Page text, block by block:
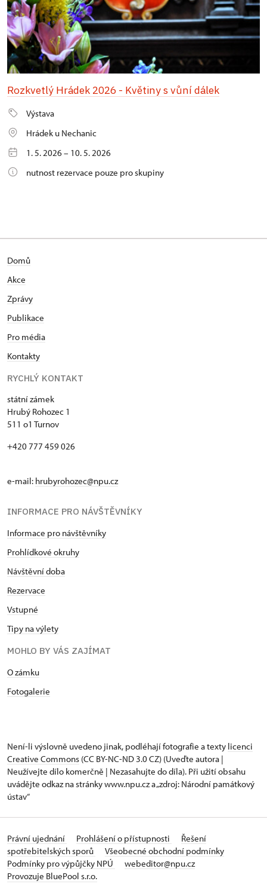
Rozkvetlý Hrádek 2026 - Květiny s vůní dálek
Výstava
Hrádek u Nechanic
1. 5. 2026 – 10. 5. 2026
nutnost rezervace pouze pro skupiny
Domů
Akce
Zprávy
Publikace
Pro média
Kontakty
RYCHLÝ KONTAKT
státní zámek
Hrubý Rohozec 1
511 o1 Turnov
+420 777 459 026
e-mail: hrubyrohozec@npu.cz
INFORMACE PRO NÁVŠTĚVNÍKY
Informace pro návštěvníky
Prohlídkové okruhy
Návštěvní doba
Rezervace
Vstupné
Tipy na výlety
MOHLO BY VÁS ZAJÍMAT
O zámku
Fotogalerie
Není-li výslovně uvedeno jinak, podléhají fotografie a texty licenci
Creative Commons (CC BY-NC-ND 3.0 CZ) (Uveďte autora |
Neužívejte dílo komerčně | Nezasahujte do díla). Při užití obsahu
uvádějte odkaz na stránky www.npu.cz a „zdroj: Národní památkový
ústav“
Právní ujednání Prohlášení o přístupnosti
Řešení
spotřebitelských sporů
Všeobecné obchodní podmínky
Podmínky pro výpůjčky NPÚ
webeditor@npu.cz
Provozuje BluePool s.r.o.